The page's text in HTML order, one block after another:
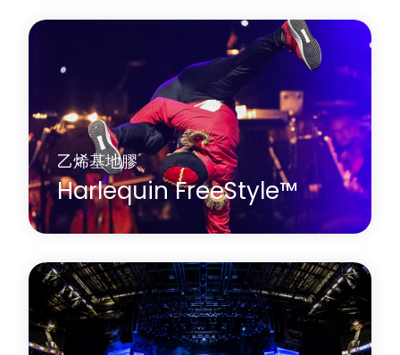
Harlequin Fiesta 是一款乙烯基材質的舞蹈地板，其
表面覆有一層透明耐磨層，底層為橡木紋理印刷
膜。它外觀與木質舞池極為相似，卻避免了傳統木
地板常見的清潔和維護問題。
了解更多
關於 Harlequin Fiesta™
乙烯基地膠
Harlequin FreeStyle™
Harlequin FreeStyle 是一款帶有緩衝的乙烯基表演地
板，具有防滑舞蹈表面、乙烯基支撐層和閉孔泡棉
背襯，可有效防止地板與堅硬的底層接觸。